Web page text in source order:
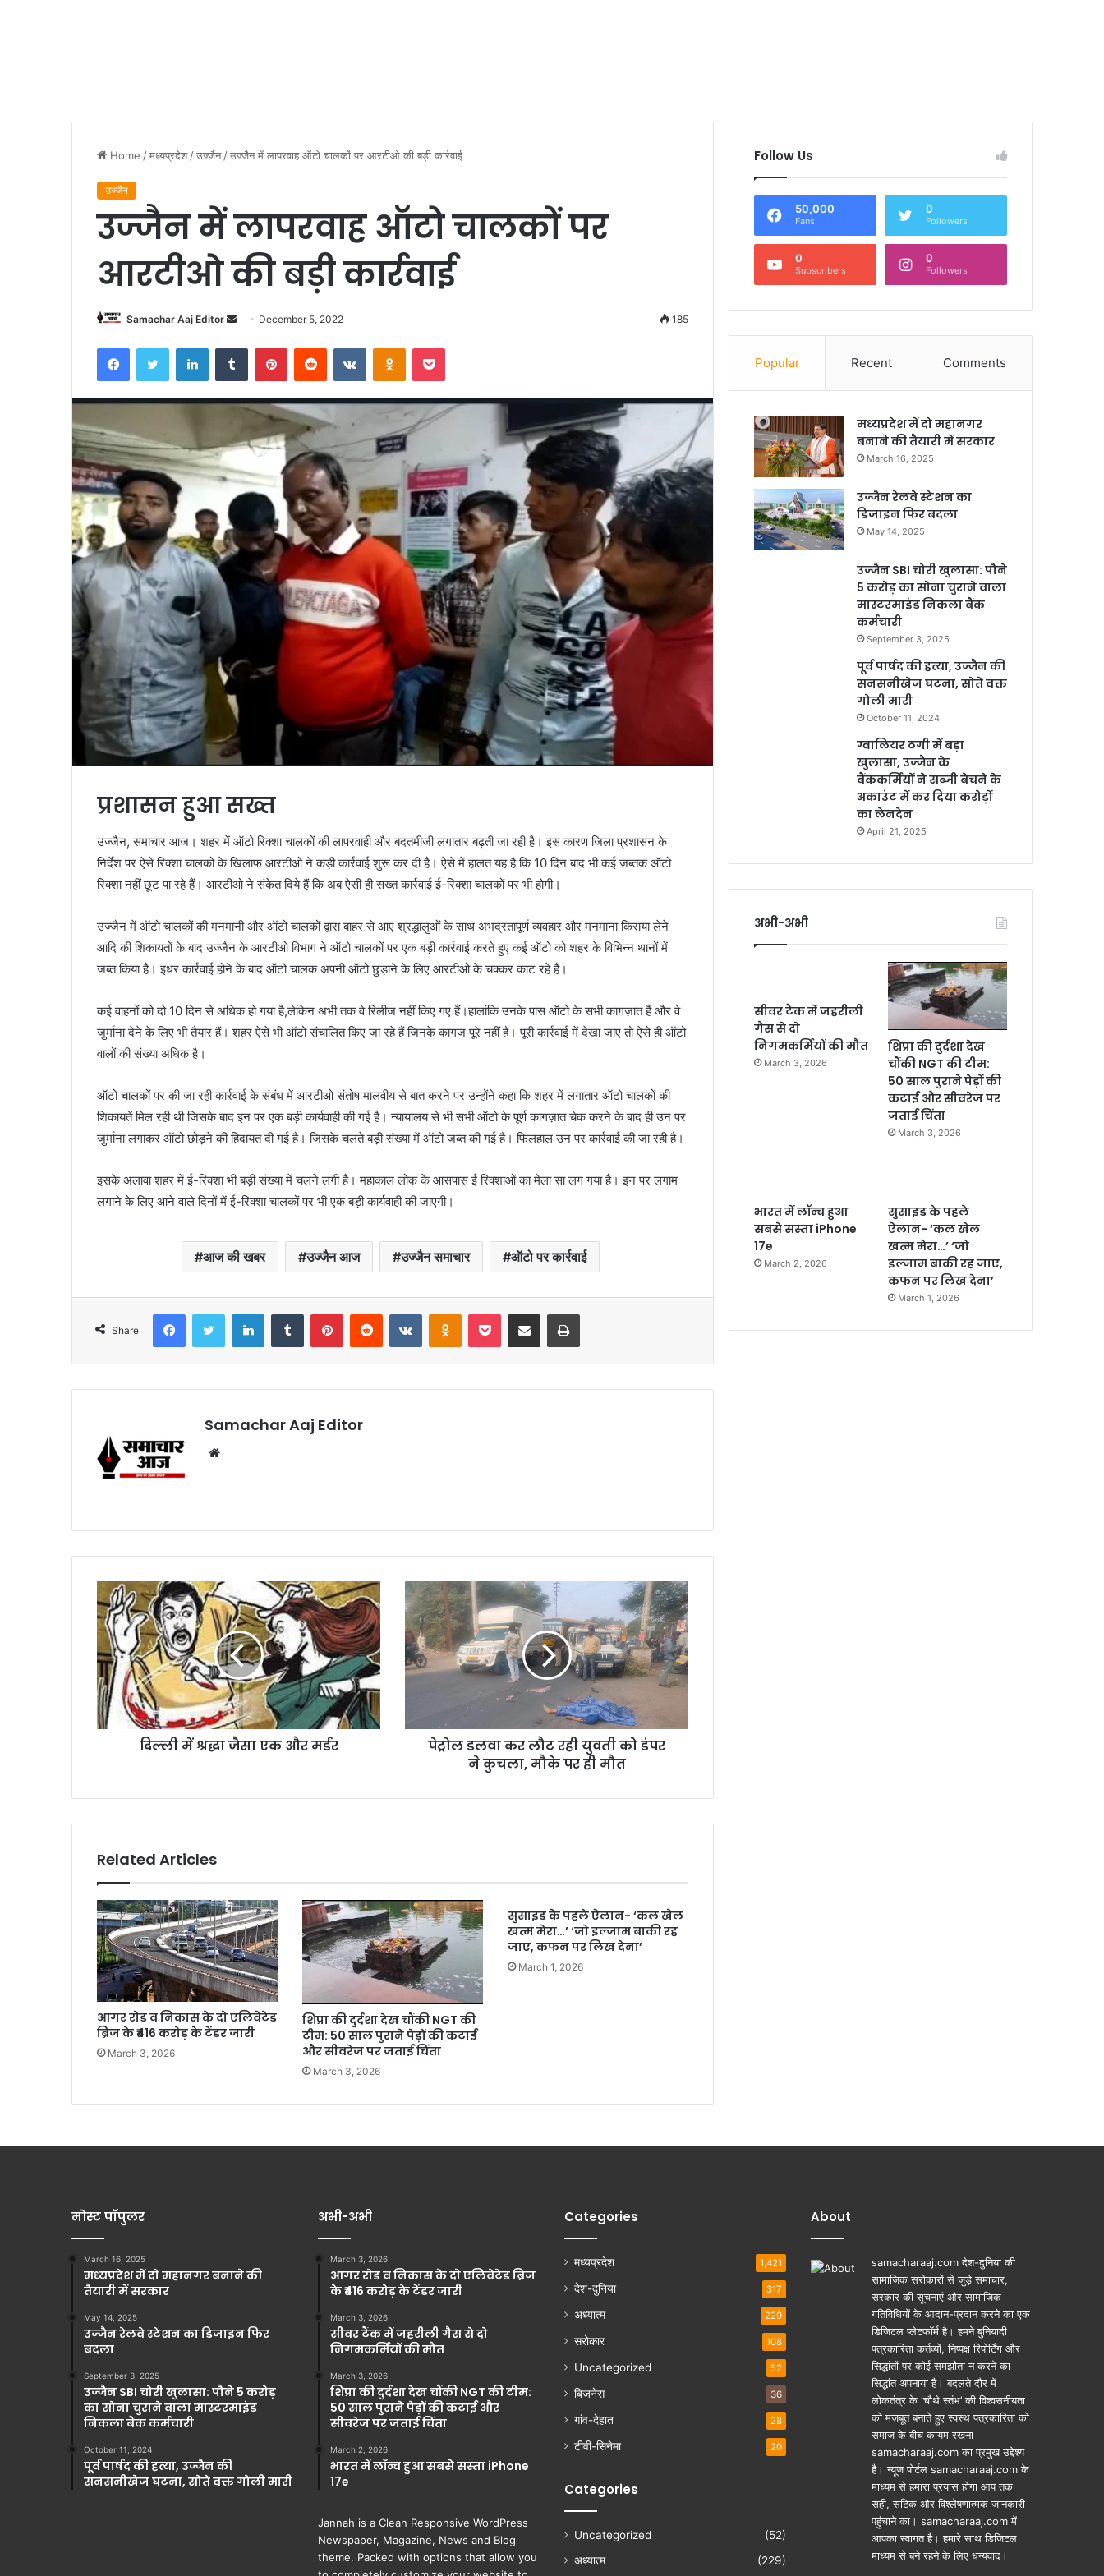
Home /मध्यप्रदेश /उज्जैन /उज्जैन में लापरवाह ऑटो चालकों पर आरटीओ की बड़ी कार्रवाई
उज्जैन
उज्जैन में लापरवाह ऑटो चालकों पर
आरटीओ की बड़ी कार्रवाई
Samachar Aaj Editor
Send December 5, 2022 185
FacebookTwitter LinkedInTumblr PinterestReddit VKontakteOdnoklassniki
Pocket
प्रशासन हुआ सख्त
उज्जैन, समाचार आज। शहर में ऑटो रिक्शा चालकों की लापरवाही और बदतमीजी लगातार बढ़ती जा रही है। इस कारण जिला प्रशासन के
निर्देश पर ऐसे रिक्शा चालकों के खिलाफ आरटीओ ने कड़ी कार्रवाई शुरू कर दी है। ऐसे में हालत यह है कि 10 दिन बाद भी कई जब्तक ऑटो
रिक्शा नहीं छूट पा रहे हैं। आरटीओ ने संकेत दिये हैं कि अब ऐसी ही सख्त कार्रवाई ई-रिक्शा चालकों पर भी होगी।
उज्जैन में ऑटो चालकों की मनमानी और ऑटो चालकों द्वारा बाहर से आए श्रद्धालुओं के साथ अभद्रतापूर्ण व्यवहार और मनमाना किराया लेने
आदि की शिकायतों के बाद उज्जैन के आरटीओ विभाग ने ऑटो चालकों पर एक बड़ी कार्रवाई करते हुए कई ऑटो को शहर के विभिन्न थानों में
जब्त किया है। इधर कार्रवाई होने के बाद ऑटो चालक अपनी ऑटो छुड़ाने के लिए आरटीओ के चक्कर काट रहे हैं।
कई वाहनों को दो 10 दिन से अधिक हो गया है,लेकिन अभी तक वे रिलीज नहीं किए गए हैं।हालांकि उनके पास ऑटो के सभी काग़ज़ात हैं और वे
जुर्माना देने के लिए भी तैयार हैं। शहर ऐसे भी ऑटो संचालित किए जा रहे हैं जिनके कागज पूरे नहीं है। पूरी कार्रवाई में देखा जाए तो ऐसे ही ऑटो
वालों की संख्या अधिक है।
ऑटो चालकों पर की जा रही कार्रवाई के संबंध में आरटीओ संतोष मालवीय से बात करने पर उन्होंने कहा कि शहर में लगातार ऑटो चालकों की
शिकायतें मिल रही थी जिसके बाद इन पर एक बड़ी कार्यवाही की गई है। न्यायालय से भी सभी ऑटो के पूर्ण कागज़ात चेक करने के बाद ही उन पर
जुर्माना लगाकर ऑटो छोड़ने की हिदायत दी गई है। जिसके चलते बड़ी संख्या में ऑटो जब्त की गई है। फिलहाल उन पर कार्रवाई की जा रही है।
इसके अलावा शहर में ई-रिक्शा भी बड़ी संख्या में चलने लगी है। महाकाल लोक के आसपास ई रिक्शाओं का मेला सा लग गया है। इन पर लगाम
लगाने के लिए आने वाले दिनों में ई-रिक्शा चालकों पर भी एक बड़ी कार्यवाही की जाएगी।
आज की खबर उज्जैन आज उज्जैन समाचार ऑटो पर कार्रवाई
Share
FacebookTwitter LinkedInTumblr PinterestReddit VKontakteOdnoklassniki
Pocket Share via Email Print
Samachar Aaj Editor
दिल्‍ली में श्रद्धा जैसा एक और मर्डर
पेट्रोल डलवा कर लौट रही युवती को डंपर
ने कुचला, मौके पर ही मौत
Related Articles
आगर रोड व निकास के दो एलिवेटेड
ब्रिज के ₹416 करोड़ के टेंडर जारी
March 3, 2026
शिप्रा की दुर्दशा देख चौंकी NGT की
टीम: 50 साल पुराने पेड़ों की कटाई
और सीवरेज पर जताई चिंता
March 3, 2026
सुसाइड के पहले ऐलान- ‘कल खेल
खत्म मेरा…’ ‘जो इल्जाम बाकी रह
जाए, कफन पर लिख देना’
March 1, 2026
Follow Us
50,000
Fans
0
Followers
0
Subscribers
0
Followers
Popular Recent Comments
मध्यप्रदेश में दो महानगर
बनाने की तैयारी में सरकार
March 16, 2025
उज्जैन रेलवे स्टेशन का
डिजाइन फिर बदला
May 14, 2025
उज्जैन SBI चोरी खुलासा: पौने
5 करोड़ का सोना चुराने वाला
मास्टरमाइंड निकला बैंक
कर्मचारी
September 3, 2025
पूर्व पार्षद की हत्या, उज्जैन की
सनसनीखेज घटना, सोते वक्त
गोली मारी
October 11, 2024
ग्वालियर ठगी में बड़ा
खुलासा, उज्जैन के
बैंककर्मियों ने सब्जी बेचने के
अकाउंट में कर दिया करोड़ों
का लेनदेन
April 21, 2025
अभी-अभी
सीवर टैंक में जहरीली
गैस से दो
निगमकर्मियों की मौत
March 3, 2026
शिप्रा की दुर्दशा देख
चौंकी NGT की टीम:
50 साल पुराने पेड़ों की
कटाई और सीवरेज पर
जताई चिंता
March 3, 2026
भारत में लॉन्च हुआ
सबसे सस्ता iPhone
17e
March 2, 2026
सुसाइड के पहले
ऐलान- ‘कल खेल
खत्म मेरा…’ ‘जो
इल्जाम बाकी रह जाए,
कफन पर लिख देना’
March 1, 2026
मोस्ट पॉपुलर
March 16, 2025
मध्यप्रदेश में दो महानगर बनाने की
तैयारी में सरकार
May 14, 2025
उज्जैन रेलवे स्टेशन का डिजाइन फिर
बदला
September 3, 2025
उज्जैन SBI चोरी खुलासा: पौने 5 करोड़
का सोना चुराने वाला मास्टरमाइंड
निकला बैंक कर्मचारी
October 11, 2024
पूर्व पार्षद की हत्या, उज्जैन की
सनसनीखेज घटना, सोते वक्त गोली मारी
अभी-अभी
March 3, 2026
आगर रोड व निकास के दो एलिवेटेड ब्रिज
के ₹416 करोड़ के टेंडर जारी
March 3, 2026
सीवर टैंक में जहरीली गैस से दो
निगमकर्मियों की मौत
March 3, 2026
शिप्रा की दुर्दशा देख चौंकी NGT की टीम:
50 साल पुराने पेड़ों की कटाई और
सीवरेज पर जताई चिंता
March 2, 2026
भारत में लॉन्च हुआ सबसे सस्ता iPhone
17e
Jannah is a Clean Responsive WordPress
Newspaper, Magazine, News and Blog
theme. Packed with options that allow you
Categories
मध्यप्रदेश 1,421
देश-दुनिया 317
अध्यात्म 229
सरोकार 108
Uncategorized 52
बिजनेस 36
गांव-देहात 28
टीवी-सिनेमा 20
Categories
Uncategorized
(52)
अध्यात्म
(229)
About
samacharaaj.com देश-दुनिया की
सामाजिक सरोकारों से जुड़े समाचार,
सरकार की सूचनाएं और सामाजिक
गतिविधियाें के आदान-प्रदान करने का एक
डिजिटल प्लेटफॉर्म है। हमने बुनियादी
पत्रकारिता कर्तव्यों, निष्पक्ष रिपोर्टिंग और
सिद्धांतों पर कोई समझौता न करने का
सिद्धांत अपनाया है। बदलते दौर में
लोकतंत्र के ‘चौथे स्तंभ’ की विश्वसनीयता
को मज़बूत बनाते हुए स्वस्थ पत्रकारिता को
समाज के बीच कायम रखना
samacharaaj.com का प्रमुख उद्देश्य
है। न्यूज पोर्टल samacharaaj.com के
माध्यम से हमारा प्रयास होगा आप तक
सही, सटिक और विश्लेषणात्मक जानकारी
पहुंचाने का। samacharaaj.com में
आपका स्‍वागत है। हमारे साथ डिजिटल
माध्‍यम से बने रहने के लिए धन्‍यवाद।